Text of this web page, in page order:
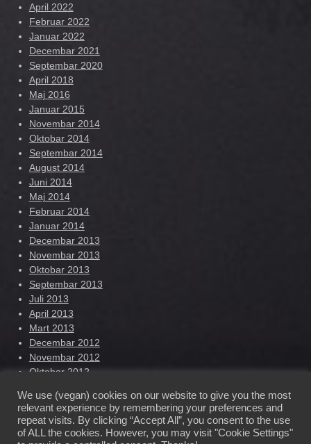
April 2022
Februar 2022
Januar 2022
Decembar 2021
Septembar 2020
April 2018
Maj 2016
Januar 2015
Novembar 2014
Oktobar 2014
Septembar 2014
August 2014
Juni 2014
Maj 2014
Februar 2014
Januar 2014
Decembar 2013
Novembar 2013
Oktobar 2013
Septembar 2013
Juli 2013
April 2013
Mart 2013
Decembar 2012
Novembar 2012
Oktobar 2012
August 2012
We use (vegan) cookies on our website to give you the most
relevant experience by remembering your preferences and
repeat visits. By clicking “Accept All”, you consent to the use
of ALL the cookies. However, you may visit "Cookie Settings"